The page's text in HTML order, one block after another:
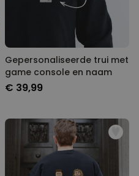
Gepersonaliseerde trui met
game console en naam
€ 39,99